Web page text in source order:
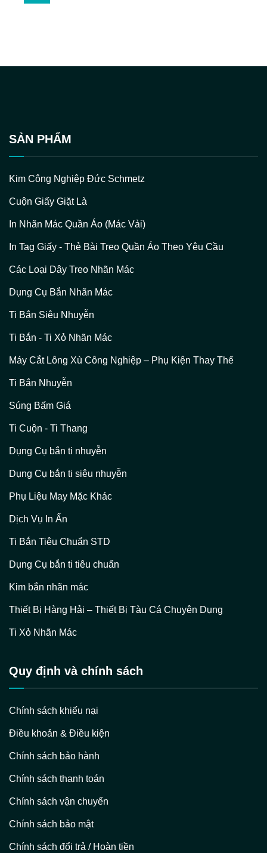
SẢN PHẨM
Kim Công Nghiệp Đức Schmetz
Cuộn Giấy Giặt Là
In Nhãn Mác Quần Áo (Mác Vải)
In Tag Giấy - Thẻ Bài Treo Quần Áo Theo Yêu Cầu
Các Loại Dây Treo Nhãn Mác
Dụng Cụ Bắn Nhãn Mác
Ti Bắn Siêu Nhuyễn
Ti Bắn - Ti Xỏ Nhãn Mác
Máy Cắt Lông Xù Công Nghiệp – Phụ Kiện Thay Thế
Ti Bắn Nhuyễn
Súng Bấm Giá
Ti Cuộn - Ti Thang
Dụng Cụ bắn ti nhuyễn
Dụng Cụ bắn ti siêu nhuyễn
Phụ Liệu May Mặc Khác
Dịch Vụ In Ấn
Ti Bắn Tiêu Chuẩn STD
Dụng Cụ bắn ti tiêu chuẩn
Kim bắn nhãn mác
Thiết Bị Hàng Hải – Thiết Bị Tàu Cá Chuyên Dụng
Ti Xỏ Nhãn Mác
Quy định và chính sách
Chính sách khiếu nại
Điều khoản & Điều kiện
Chính sách bảo hành
Chính sách thanh toán
Chính sách vận chuyển
Chính sách bảo mật
Chính sách đổi trả / Hoàn tiền